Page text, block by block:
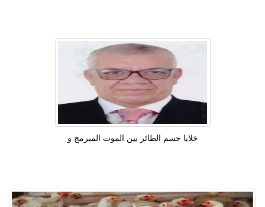
خلايا جسم الطائر بين الموت المبرمج و